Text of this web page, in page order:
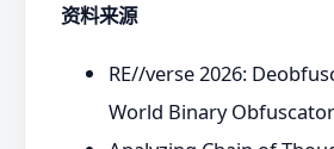
资料来源
RE//verse 2026:
World Binary